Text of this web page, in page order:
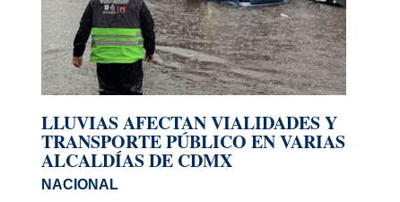
LLUVIAS AFECTAN VIALIDADES Y
TRANSPORTE PÚBLICO EN VARIAS
ALCALDÍAS DE CDMX
NACIONAL